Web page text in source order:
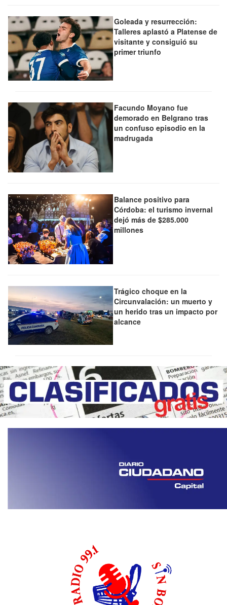
Goleada y resurrección:
Talleres aplastó a Platense de
visitante y consiguió su
primer triunfo
Facundo Moyano fue
demorado en Belgrano tras
un confuso episodio en la
madrugada
Balance positivo para
Córdoba: el turismo invernal
dejó más de $285.000
millones
Trágico choque en la
Circunvalación: un muerto y
un herido tras un impacto por
alcance